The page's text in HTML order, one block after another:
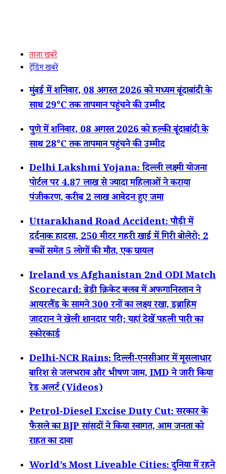
ताजा खबरें
ट्रेंडिंग खबरें
मुंबई में शनिवार, 08 अगस्त 2026 को मध्यम बूंदाबांदी के
साथ 29°C तक तापमान पहुंचने की उम्मीद
पुणे में शनिवार, 08 अगस्त 2026 को हल्की बूंदाबांदी के
साथ 28°C तक तापमान पहुंचने की उम्मीद
Delhi Lakshmi Yojana: दिल्ली लक्ष्मी योजना
पोर्टल पर 4.87 लाख से ज्यादा महिलाओं ने कराया
पंजीकरण, करीब 2 लाख आवेदन हुए जमा
Uttarakhand Road Accident: पौड़ी में
दर्दनाक हादसा, 250 मीटर गहरी खाई में गिरी बोलेरो; 2
बच्चों समेत 5 लोगों की मौत, एक घायल
Ireland vs Afghanistan 2nd ODI Match
Scorecard: ब्रेडी क्रिकेट क्लब में अफगानिस्तान ने
आयरलैंड के सामने 300 रनों का लक्ष्य रखा, इब्राहिम
जादरान ने खेली शानदार पारी; यहां देखें पहली पारी का
स्कोरकार्ड
Delhi-NCR Rains: दिल्ली-एनसीआर में मूसलाधार
बारिश से जलभराव और भीषण जाम, IMD ने जारी किया
रेड अलर्ट (Videos)
Petrol-Diesel Excise Duty Cut: सरकार के
फैसले का BJP सांसदों ने किया स्वागत, आम जनता को
राहत का दावा
World’s Most Liveable Cities: दुनिया में रहने